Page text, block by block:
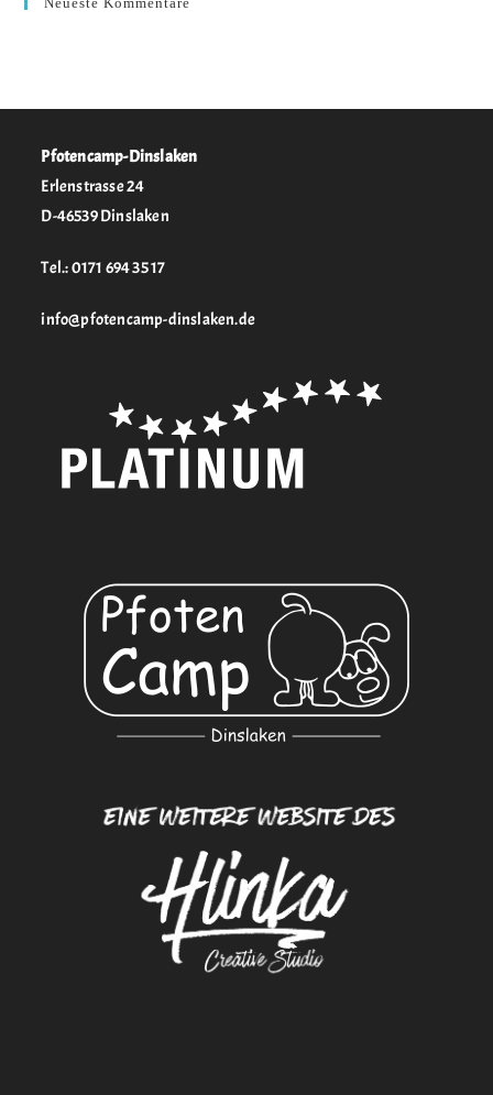
Pfotencamp-Dinslaken
Erlenstrasse 24
D-46539 Dinslaken
Tel.: 0171 694 35 17
info@pfotencamp-dinslaken.de